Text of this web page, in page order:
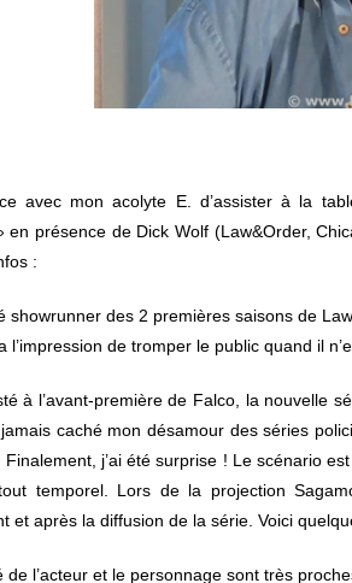
avec mon acolyte E. d’assister à la
en présence de Dick Wolf (Law&Order,
:
showrunner des 2 premières saisons de
l’impression de tromper le public quand il
à l’avant-première de Falco, la nouvelle
jamais caché mon désamour des séries
Finalement, j’ai été surprise ! Le scénario
temporel. Lors de la projection
et après la diffusion de la série. Voici
de l’acteur et le personnage sont très